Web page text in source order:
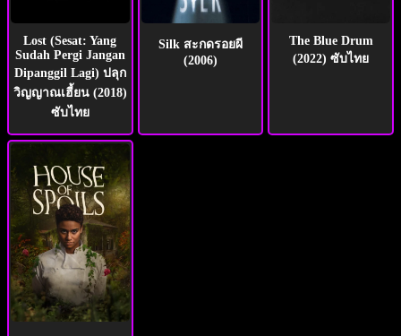
Lost (Sesat: Yang
Sudah Pergi Jangan
Dipanggil Lagi) ปลุก
วิญญาณเฮี้ยน (2018)
ซับไทย
Silk สะกดรอยผี
(2006)
The Blue Drum
(2022) ซับไทย